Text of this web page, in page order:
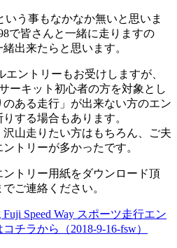
う事もなかなか無いと思いま
で皆さんと一緒に走りますの
出来たらと思います。
ントリーもお受けしますが、
ーキット初心者の方を対象とし
ある走行」が出来ない方のエン
する場合もあります。
山走りたい方はもちろん、ご夫
トリーが多かったです。
トリー用紙をダウンロード頂
ご連絡ください。
Speed Way スポーツ走行エン
チラから（2018-9-16-fsw）